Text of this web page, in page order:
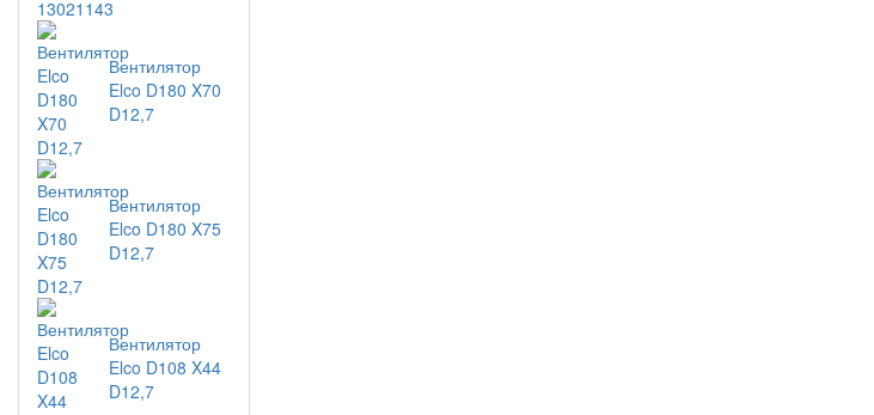
Вентилятор
Elco D180 X70
D12,7
Вентилятор
Elco D180 X75
D12,7
Вентилятор
Elco D108 X44
D12,7